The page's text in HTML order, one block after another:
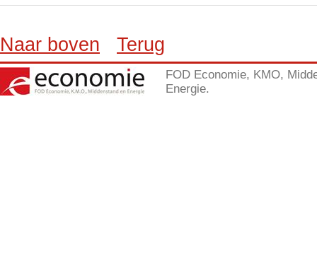
Naar boven Terug
FOD Economie, KMO,
Energie.